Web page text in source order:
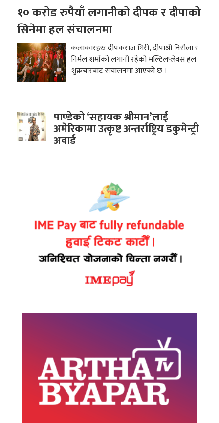
१० करोड रुपैयाँ लगानीको दीपक र दीपाको
सिनेमा हल संचालनमा
कलाकारहरु दीपकराज गिरी, दीपाश्री निरौला र
निर्मल शर्माको लगानी रहेको मल्टिलप्लेक्स हल
शुक्रबारबाट संचालनमा आएको छ ।
पाण्डेको ‘सहायक श्रीमान’लाई
अमेरिकामा उत्कृष्ट अन्तर्राष्ट्रिय डकुमेन्ट्री
अवार्ड